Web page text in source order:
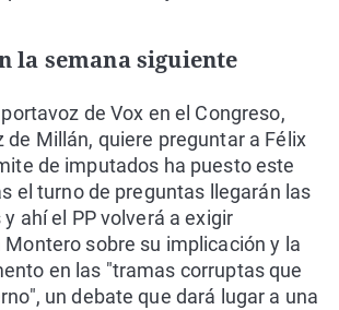
la semana siguiente
de Vox en el Congreso,
de Millán, quiere preguntar a Félix
de imputados ha puesto este
el turno de preguntas llegarán las
ahí el PP volverá a exigir
sobre su implicación y la
en las "tramas corruptas que
un debate que dará lugar a una